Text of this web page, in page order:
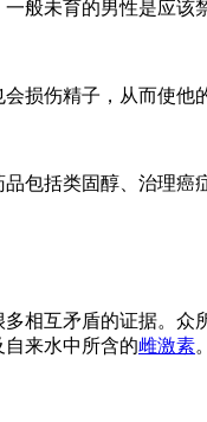
般未育的男性是应该
会损伤精子，从而使
包括类固醇、治理
相互矛盾的证据。
来水中所含的雌激素